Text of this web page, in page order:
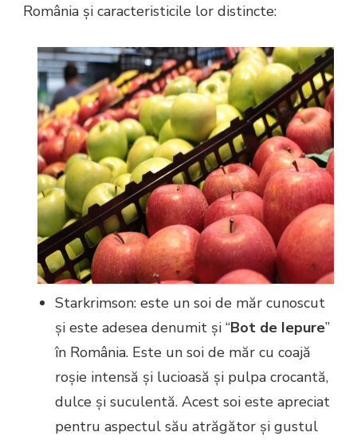
România și caracteristicile lor distincte:
Starkrimson: este un soi de măr cunoscut
și este adesea denumit și “Bot de Iepure”
în România. Este un soi de măr cu coajă
roșie intensă și lucioasă și pulpa crocantă,
dulce și suculentă. Acest soi este apreciat
pentru aspectul său atrăgător și gustul